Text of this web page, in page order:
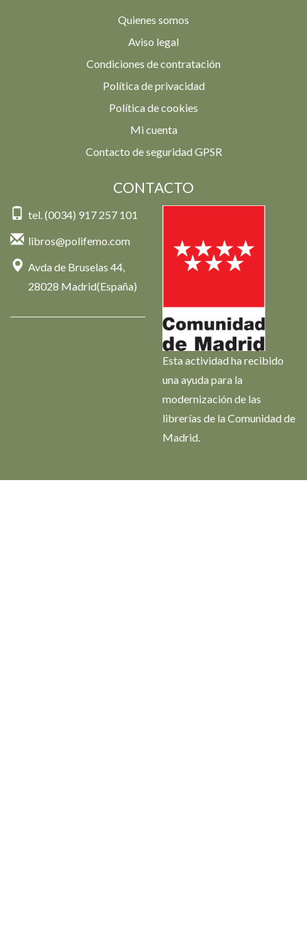
Quienes somos
Aviso legal
Condiciones de contratación
Política de privacidad
Política de cookies
Mi cuenta
Contacto de seguridad GPSR
CONTACTO
tel. (0034) 917 257 101
libros@polifemo.com
Avda de Bruselas 44,
28028 Madrid(España)
Esta actividad ha recibido
una ayuda para la
modernización de las
librerías de la Comunidad de
Madrid.